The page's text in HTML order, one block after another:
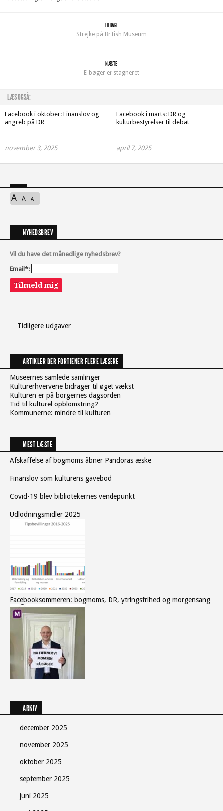
TILBAGE
Strejke på British Museum
NÆSTE
E-bøger er stagneret
LÆS OGSÅ:
Facebook i oktober: Finanslov og
angreb på DR
november 3, 2025
Facebook i marts: DR og
kulturbestyrelser til debat
april 7, 2025
A A A
NYHEDSBREV
Vil du have det månedlige nyhedsbrev?
Email*:
Tilmeld mig
Tidligere udgaver
ARTIKLER DER FORTJENER FLERE LÆSERE
Museernes samlede samlinger
Kulturerhvervene bidrager til øget vækst
Kulturen er på borgernes dagsorden
Tid til kulturel opblomstring?
Kommunerne: mindre til kulturen
MEST LÆSTE
Afskaffelse af bogmoms åbner Pandoras æske
Finanslov som kulturens gavebod
Covid-19 blev bibliotekernes vendepunkt
Udlodningsmidler 2025
Facebooksommeren: bogmoms, DR, ytringsfrihed og morgensang
ARKIV
december 2025
november 2025
oktober 2025
september 2025
juni 2025